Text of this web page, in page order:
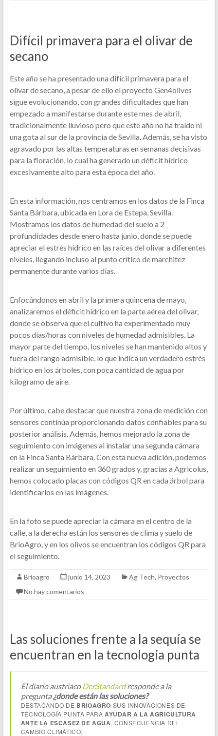
Difícil primavera para el olivar de
secano
Este año se ha presentado una difícil primavera para el
olivar de secano, a pesar de ello el proyecto Gen4olives
sigue evolucionando, con grandes dificultades que han
empezado a manifestarse durante este mes de abril,
tradicionalmente lluvioso pero que este año no ha traído ni
una gota al sur de la provincia de Sevilla. Además, se ha visto
agravado por las altas temperaturas en semanas decisivas
para la floración, lo cual ha generado un déficit hídrico
excesivamente alto para esta época del año.
En esta información, nos centramos en los datos de la Finca
Santa Bárbara, ubicada en Lora de Estepa, Sevilla.
Mostramos los datos de humedad del suelo a 2
profundidades desde enero hasta junio, donde se puede
apreciar el estrés hídrico en las raíces del olivar a diferentes
niveles, llegando incluso al punto crítico de marchitez
permanente durante varios días.
Enfocándonos en abril y la primera quincena de mayo,
analizaremos el déficit hídrico en la parte aérea del olivar,
donde se observa que el cultivo ha experimentado muy
pocos días/horas con niveles de humedad admisibles. La
mayor parte del tiempo, los niveles se han mantenido altos y
fuera del rango admisible, lo que indica un verdadero estrés
hídrico en los árboles, con poca cantidad de agua por
kilogramo de aire.
Por último, cabe destacar que nuestra zona de medición con
sensores continúa proporcionando datos confiables para su
posterior análisis. Además, hemos mejorado la zona de
seguimiento con imágenes al instalar una segunda cámara
en la Finca Santa Bárbara. Con esta nueva adición, podemos
realizar un seguimiento en 360 grados y, gracias a Agricolus,
hemos colocado placas con códigos QR en cada árbol para
identificarlos en las imágenes.
En la foto se puede apreciar la cámara en el centro de la
calle, a la derecha están los sensores de clima y suelo de
BrioAgro, y en los olivos se encuentran los códigos QR para
el seguimiento.
Brioagro junio 14, 2023 Ag Tech, Proyectos
No hay comentarios
Las soluciones frente a la sequía se
encuentran en la tecnología punta
El diario austriaco DerStandardresponde a la
pregunta¿donde están las soluciones?
DESTACANDO DE BRIOAGRO SUS INNOVACIONES DE
TECNOLOGÍA PUNTA PARA AYUDAR A LA AGRICULTURA
ANTE LA ESCASEZ DE AGUA, CONSECUENCIA DEL
CAMBIO CLIMÁTICO.